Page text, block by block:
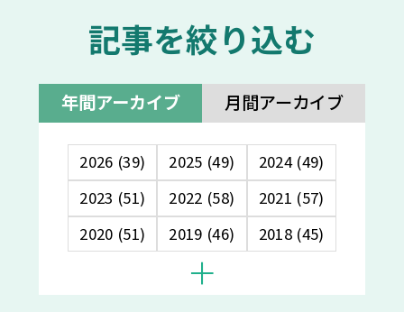
記事を絞り込む
年間アーカイブ 月間アーカイブ
2026 (39) 2025 (49)
2024 (49)
2023 (51)
2022 (58)
2021 (57)
2020 (51)
2019 (46) 2018 (45)